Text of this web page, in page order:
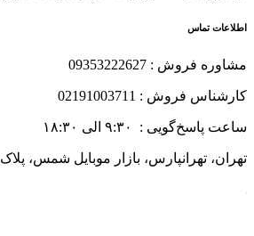
اطلاعات تماس
مشاوره فروش : 09353222627
کارشناس فروش : 02191003711
ساعت پاسخ‌گویی : ۹:۳۰ الی ۱۸:۳۰
تهران، تهرانپارس، بازار موبایل شمس، پلاک G32 طبقه اول